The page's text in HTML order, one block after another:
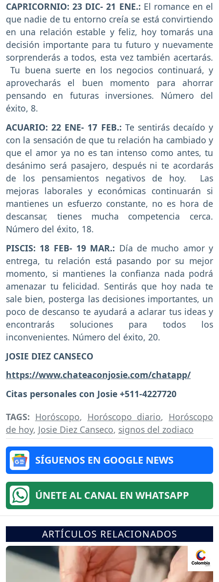
CAPRICORNIO: 23 DIC- 21 ENE.: El romance en el
que nadie de tu entorno creía se está convirtiendo
en una relación estable y feliz, hoy tomarás una
decisión importante para tu futuro y nuevamente
sorprenderás a todos, esta vez también acertarás.
Tu buena suerte en los negocios continuará, y
aprovecharás el buen momento para ahorrar
pensando en futuras inversiones. Número del
éxito, 8.
ACUARIO: 22 ENE- 17 FEB.: Te sentirás decaído y
con la sensación de que tu relación ha cambiado y
que el amor ya no es tan intenso como antes, tu
desánimo será pasajero, después ni te acordarás
de los pensamientos negativos de hoy. Las
mejoras laborales y económicas continuarán si
mantienes un esfuerzo constante, no es hora de
descansar, tienes mucha competencia cerca.
Número del éxito, 18.
PISCIS: 18 FEB- 19 MAR.: Día de mucho amor y
entrega, tu relación está pasando por su mejor
momento, si mantienes la confianza nada podrá
amenazar tu felicidad. Sentirás que hoy nada te
sale bien, posterga las decisiones importantes, un
poco de descanso te ayudará a aclarar tus ideas y
encontrarás soluciones para todos los
inconvenientes. Número del éxito, 20.
JOSIE DIEZ CANSECO
https://www.chateaconjosie.com/chatapp/
Citas personales con Josie +511-4227720
TAGS: Horóscopo, Horóscopo diario, Horóscopo
de hoy, Josie Diez Canseco, signos del zodiaco
SÍGUENOS EN GOOGLE NEWS
ÚNETE AL CANAL EN WHATSAPP
ARTÍCULOS RELACIONADOS